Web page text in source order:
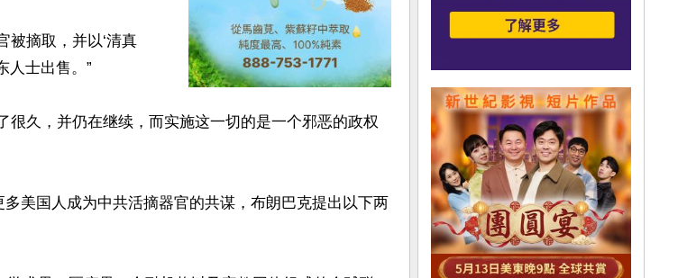
摘取，并以‘清真
人士出售。”
很久，并仍在继续，而实施这一切的是一个邪恶的政权
美国人成为中共活摘器官的共谋，布朗巴克提出以下两